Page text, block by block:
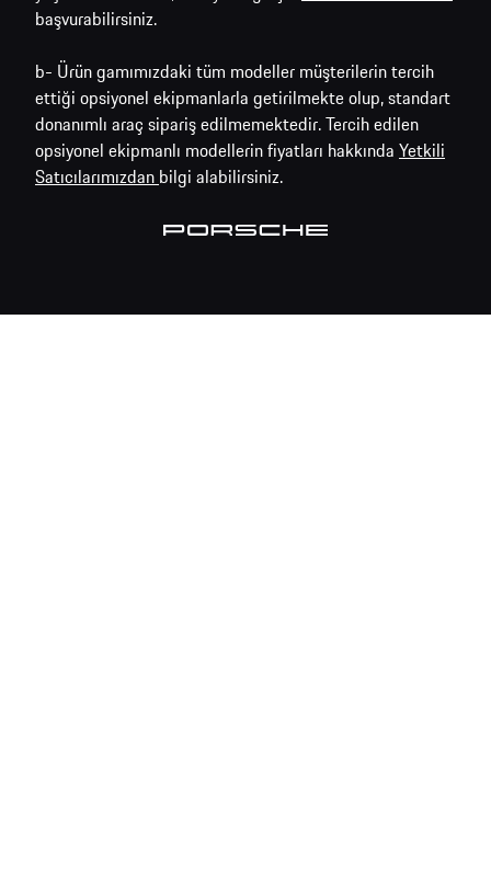
başvurabilirsiniz.
b- Ürün gamımızdaki tüm modeller müşterilerin tercih
ettiği opsiyonel ekipmanlarla getirilmekte olup, standart
donanımlı araç sipariş edilmemektedir. Tercih edilen
opsiyonel ekipmanlı modellerin fiyatları hakkında Yetkili
Satıcılarımızdan bilgi alabilirsiniz.